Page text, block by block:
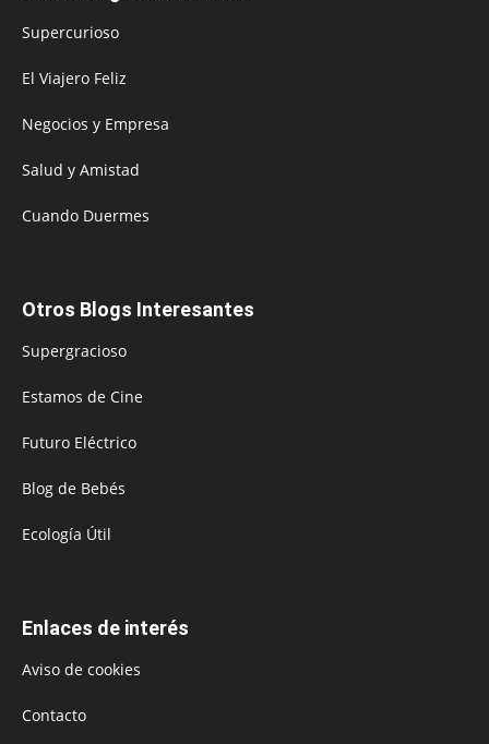
Supercurioso
El Viajero Feliz
Negocios y Empresa
Salud y Amistad
Cuando Duermes
Otros Blogs Interesantes
Supergracioso
Estamos de Cine
Futuro Eléctrico
Blog de Bebés
Ecología Útil
Enlaces de interés
Aviso de cookies
Contacto